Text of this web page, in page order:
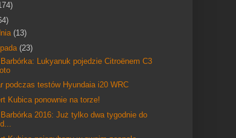
(13)
(23)
Lukyanuk pojedzie Citroënem C3
podczas testów Hyundaia i20 WRC
Kubica ponownie na torze!
Barbórka 2016: Już tylko dwa tygodnie do